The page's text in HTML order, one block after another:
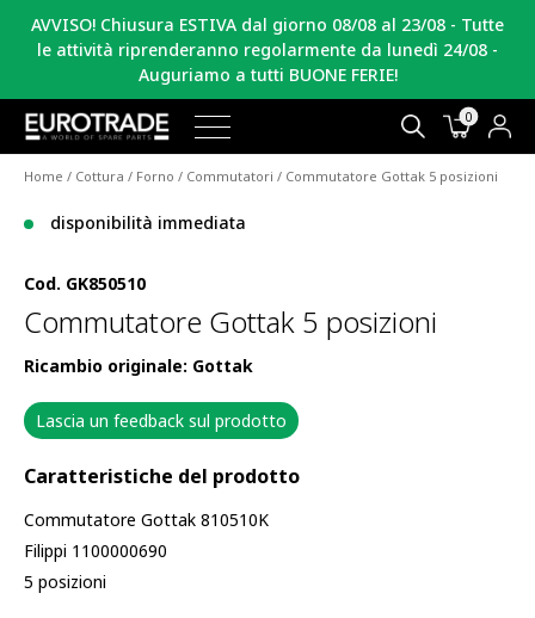
AVVISO! Chiusura ESTIVA dal giorno 08/08 al 23/08 - Tutte
le attività riprenderanno regolarmente da lunedì 24/08 -
Auguriamo a tutti BUONE FERIE!
0
Home / Cottura / Forno / Commutatori / Commutatore Gottak 5 posizioni
disponibilità immediata
Cod. GK850510
Commutatore Gottak 5 posizioni
Ricambio originale: Gottak
Lascia un feedback sul prodotto
Caratteristiche del prodotto
Commutatore Gottak 810510K
Filippi 1100000690
5 posizioni